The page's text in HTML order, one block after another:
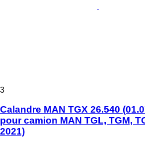
3
Calandre MAN TGX 26.540
pour camion MAN TGL, TGM,
2021)